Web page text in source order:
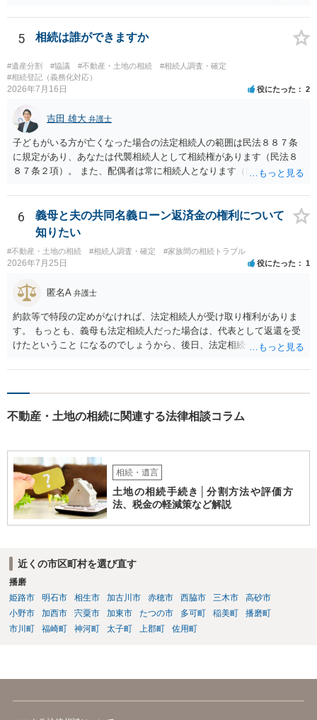
ますか。 →本人が自由に決められますので、どこが妥当とは言えない
です。客観的な基準もありません。 ・できれば穏やかに、分割を拒否
することはできますか。 →分割を拒否するということは、遺産はいら
ないということでしょうか。遺言で、受取を指定されててもいらない
と拒否することはできます。理由を説明する必要はありません。
5 相続は誰ができますか
#遺産分割 #協議 #不動産・土地の相続
#相続人調査・確定
#相続登記（義務化対応）
2026年7月16日 役にたった 2
吉田 雄大 弁護士
子どもがいる方が亡くなった場合の法定相続人の範囲は民法８８７条
に規定があり、あなたは代襲相続人として相続権があります（民法８
８７条２項）。 また、配偶者は常に相続人となります（民法８９０
も相続権があります。つまり、孫５人に加えて「おじ又はおば」にも
相続権がある可能性があります。
6
義母と夫の共同名義ローン返済金の権利について
知りたい
#不動産・土地の相続 #相続人調査・確定 #家族間の相続トラブル
2026年7月25日 役にたった 1
匿名A 弁護士
約款等で特段の定めがなければ、法定相続人が受け取り権利がありま
す。 もっとも、義母も法定相続人だった場合は、代表として返還を受
けたということ になるのでしょうから、後日、法定相続分に基づいて
不動産・土地の相続に関連する法律相談コラム
相続・遺言
土地の相続手続き│分割方法や評価方
法、税金の軽減策など解説
近くの市区町村を選び直す
播磨
姫路市
明石市 相生市 加古川市 赤穂市 西脇市 三木市
高砂市
小野市
加西市 宍粟市 加東市 たつの市 多可町 稲美町
播磨町
市川町
福崎町 神河町 太子町 上郡町 佐用町